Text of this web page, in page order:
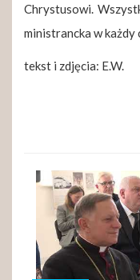
Chrystusowi.
ministrancka w
tekst i zdjęcia: E.W.